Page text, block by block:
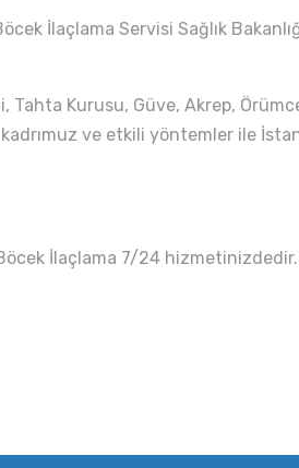
İlaçlama Servisi Sağlık
Kurusu, Güve, Akrep,
ve etkili yöntemler ile
İlaçlama 7/24 hizmetinizdedir.